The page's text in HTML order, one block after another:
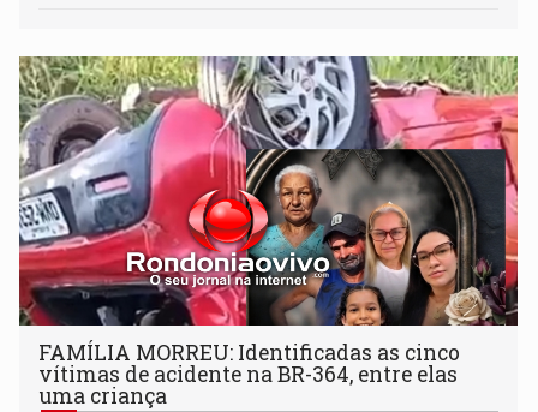
FAMÍLIA MORREU: Identificadas as cinco
vítimas de acidente na BR-364, entre elas
uma criança